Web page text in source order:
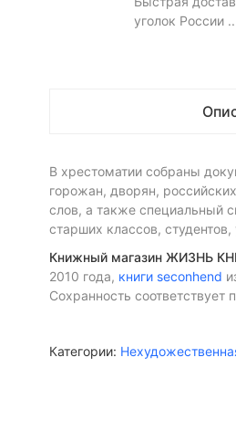
уголок России
В хрестоматии собраны
горожан, дворян,
слов, а также специальный
старших классов,
Книжный магазин ЖИЗНЬ
2010 года, книги seconhend
Сохранность
Категории: